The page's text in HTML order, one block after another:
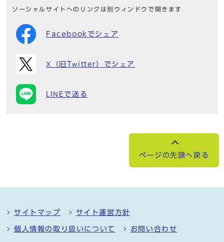
ソーシャルサイトへのリンクは別ウィンドウで開きます
Facebookでシェア
X（旧Twitter）でシェア
LINEで送る
ページの先頭へ戻る
サイトマップ サイト運営方針
個人情報の取り扱いについて お問い合わせ